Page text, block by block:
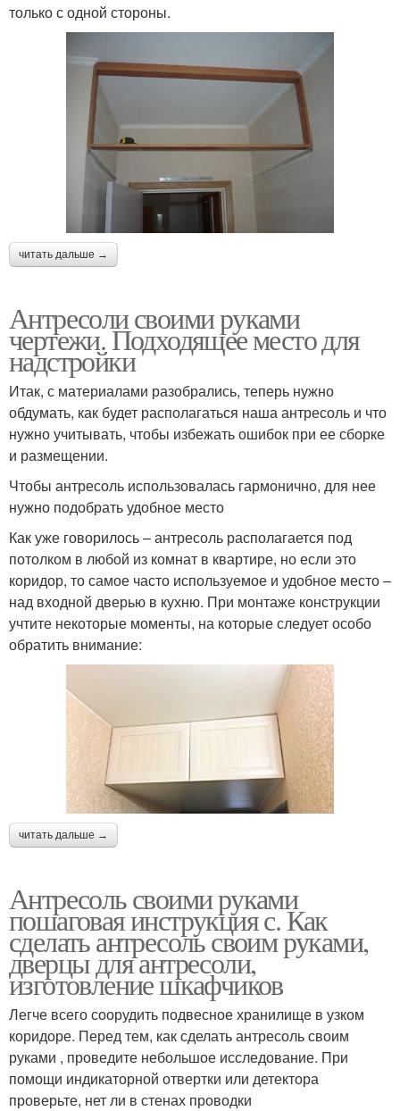
только с одной стороны.
читать дальше →
Антресоли своими руками
чертежи. Подходящее место для
надстройки
Итак, с материалами разобрались, теперь нужно
обдумать, как будет располагаться наша антресоль и что
нужно учитывать, чтобы избежать ошибок при ее сборке
и размещении.
Чтобы антресоль использовалась гармонично, для нее
нужно подобрать удобное место
Как уже говорилось – антресоль располагается под
потолком в любой из комнат в квартире, но если это
коридор, то самое часто используемое и удобное место –
над входной дверью в кухню. При монтаже конструкции
учтите некоторые моменты, на которые следует особо
обратить внимание:
читать дальше →
Антресоль своими руками
пошаговая инструкция с. Как
сделать антресоль своим руками,
дверцы для антресоли,
изготовление шкафчиков
Легче всего соорудить подвесное хранилище в узком
коридоре. Перед тем, как сделать антресоль своим
руками , проведите небольшое исследование. При
помощи индикаторной отвертки или детектора
проверьте, нет ли в стенах проводки